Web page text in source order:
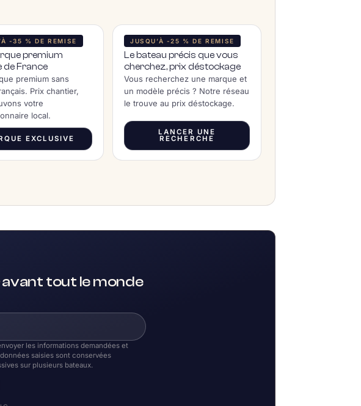
-35 % DE REMISE
premium
de France
premium sans
Prix chantier,
votre
local.
EXCLUSIVE
JUSQU’À -25 % DE REMISE
Le bateau précis que vous
cherchez, prix déstockage
Vous recherchez une marque et
un modèle précis ? Notre réseau
le trouve au prix déstockage.
LANCER UNE
RECHERCHE
avant tout le monde
les informations demandées et
saisies sont conservées
sur plusieurs bateaux.